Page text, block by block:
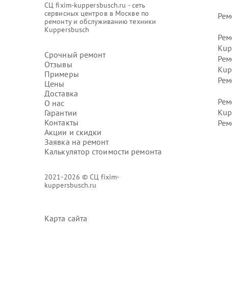
СЦ fixim-kuppersbusch.ru - сеть
сервисных центров в Москве по
ремонту и обслуживанию техники
Kuppersbusch
Срочный ремонт
Отзывы
Примеры
Цены
Доставка
О нас
Гарантии
Контакты
Акции и скидки
Заявка на ремонт
Калькулятор стоимости ремонта
2021-2026 © СЦ fixim-
kuppersbusch.ru
Карта сайта